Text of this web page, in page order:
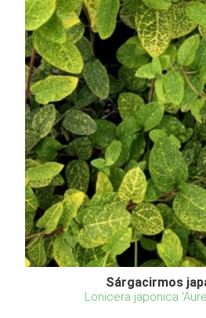
Sárgacirmos
Lonicera japonica